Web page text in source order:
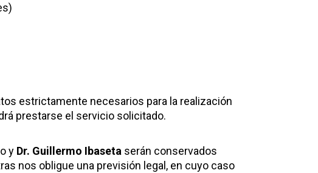
estrictamente necesarios para la realización
prestarse el servicio solicitado.
y Dr. Guillermo Ibaseta serán conservados
nos obligue una previsión legal, en cuyo caso